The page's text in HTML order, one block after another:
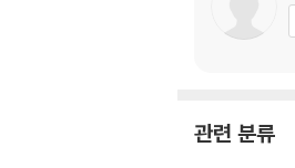
관련 분류